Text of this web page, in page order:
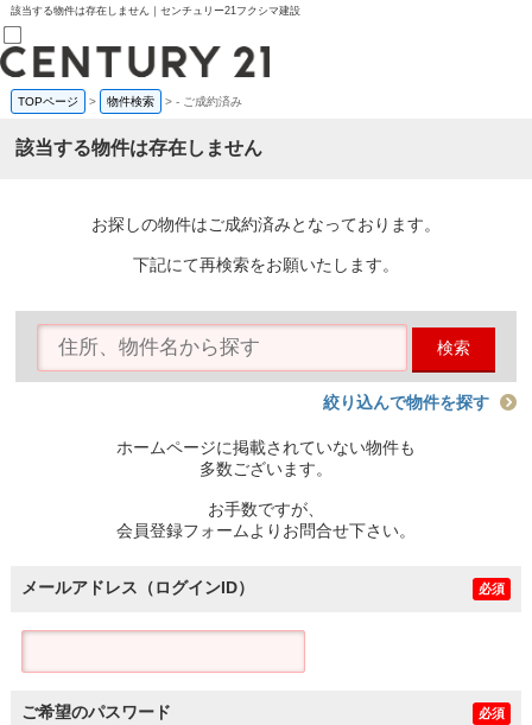
該当する物件は存在しません｜センチュリー21フクシマ建設
売買部
0120-800-844
賃貸部
会員メニュー
物件を探す
購入TOP
条件から探す
住宅ローン控除シミュレータ
TOPページ > 物件検索 >- ご成約済み
該当する物件は存在しません
お探しの物件はご成約済みとなっております。
下記にて再検索をお願いたします。
検索
絞り込んで物件を探す
ホームページに掲載されていない物件も
多数ございます。
お手数ですが、
会員登録フォームよりお問合せ下さい。
メールアドレス（ログインID） 必須
ご希望のパスワード 必須